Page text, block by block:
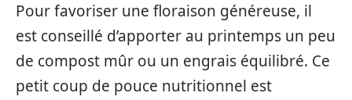
Pour favoriser une floraison généreuse, il
est conseillé d’apporter au printemps un peu
de compost mûr ou un engrais équilibré. Ce
petit coup de pouce nutritionnel est